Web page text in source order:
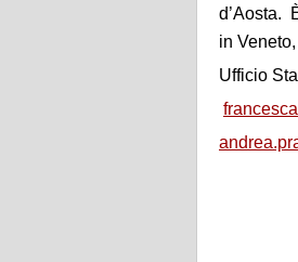
d’Aosta.
in
Ufficio